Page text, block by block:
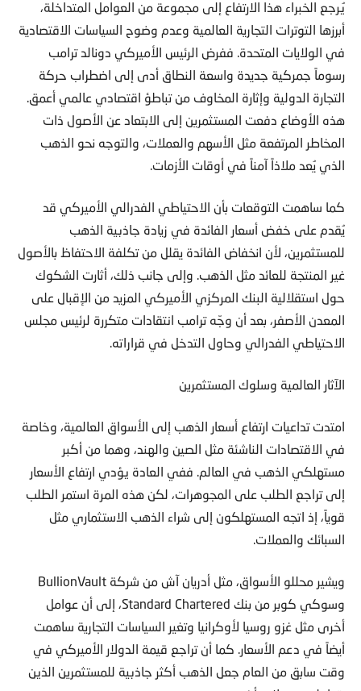
يُرجع الخبراء هذا الارتفاع إلى مجموعة من العوامل المتداخلة،
أبرزها التوترات التجارية العالمية وعدم وضوح السياسات الاقتصادية
في الولايات المتحدة. ففرض الرئيس الأميركي دونالد ترامب
رسوماً جمركية جديدة واسعة النطاق أدى إلى اضطراب حركة
التجارة الدولية وإثارة المخاوف من تباطؤ اقتصادي عالمي أعمق.
هذه الأوضاع دفعت المستثمرين إلى الابتعاد عن الأصول ذات
المخاطر المرتفعة مثل الأسهم والعملات، والتوجه نحو الذهب
الذي يُعد ملاذاً آمناً في أوقات الأزمات.
كما ساهمت التوقعات بأن الاحتياطي الفدرالي الأميركي قد
يُقدم على خفض أسعار الفائدة في زيادة جاذبية الذهب
للمستثمرين، لأن انخفاض الفائدة يقلل من تكلفة الاحتفاظ بالأصول
غير المنتجة للعائد مثل الذهب. وإلى جانب ذلك، أثارت الشكوك
حول استقلالية البنك المركزي الأميركي المزيد من الإقبال على
المعدن الأصفر، بعد أن وجّه ترامب انتقادات متكررة لرئيس مجلس
الاحتياطي الفدرالي وحاول التدخل في قراراته.
الآثار العالمية وسلوك المستثمرين
امتدت تداعيات ارتفاع أسعار الذهب إلى الأسواق العالمية، وخاصة
في الاقتصادات الناشئة مثل الصين والهند، وهما من أكبر
مستهلكي الذهب في العالم. ففي العادة يؤدي ارتفاع الأسعار
إلى تراجع الطلب على المجوهرات، لكن هذه المرة استمر الطلب
قوياً، إذ اتجه المستهلكون إلى شراء الذهب الاستثماري مثل
السبائك والعملات.
ويشير محللو الأسواق، مثل أدريان آش من شركة BullionVault
وسوكي كوبر من بنك Standard Chartered، إلى أن عوامل
أخرى مثل غزو روسيا لأوكرانيا وتغير السياسات التجارية ساهمت
أيضاً في دعم الأسعار. كما أن تراجع قيمة الدولار الأميركي في
وقت سابق من العام جعل الذهب أكثر جاذبية للمستثمرين الذين